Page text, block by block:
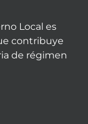
Local es
contribuye
de régimen